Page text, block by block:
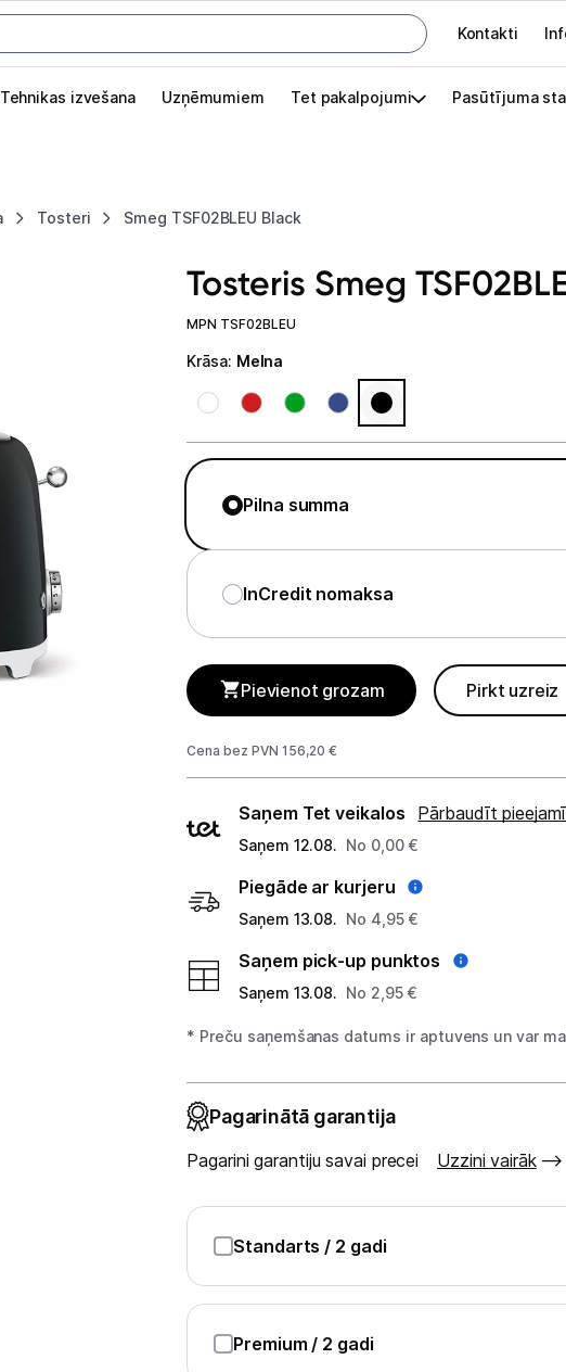
Kontakti
Tehnikas izvešana Uzņēmumiem Tet pakalpojumi Pasūtījuma
Tosteri Smeg TSF02BLEU Black
Pieslēgties
Telefoni, planšetdatori
Sadzīves tehnika
Lielā tehnika
Iebūvējamā tehnika
Mazā virtuves tehnika
Gaļas maļamās mašīnas
Tosteris Smeg
MPN TSF02BLEU
Krāsa: Melna
Pilna summa
InCredit nomaksa
Pievienot grozam Pirkt uzreiz
Cena bez PVN 156,20 €
Piegādes
veidi
Saņem Tet veikalos Pārbaudīt
Saņem 12.08. No 0,00 €
Piegāde ar kurjeru
Saņem 13.08. No 4,95 €
Saņem pick-up punktos
Saņem 13.08. No 2,95 €
* Preču saņemšanas datums ir aptuvens un var
Pagarinātā garantija
Pagarini garantiju savai precei Uzzini vairāk
Standarts / 2 gadi
Premium / 2 gadi